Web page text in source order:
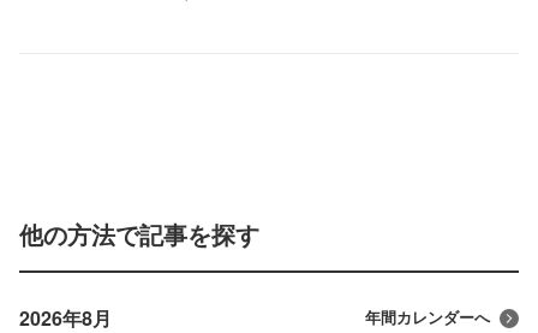
他の方法で記事を探す
2026年8月 年間カレンダーへ